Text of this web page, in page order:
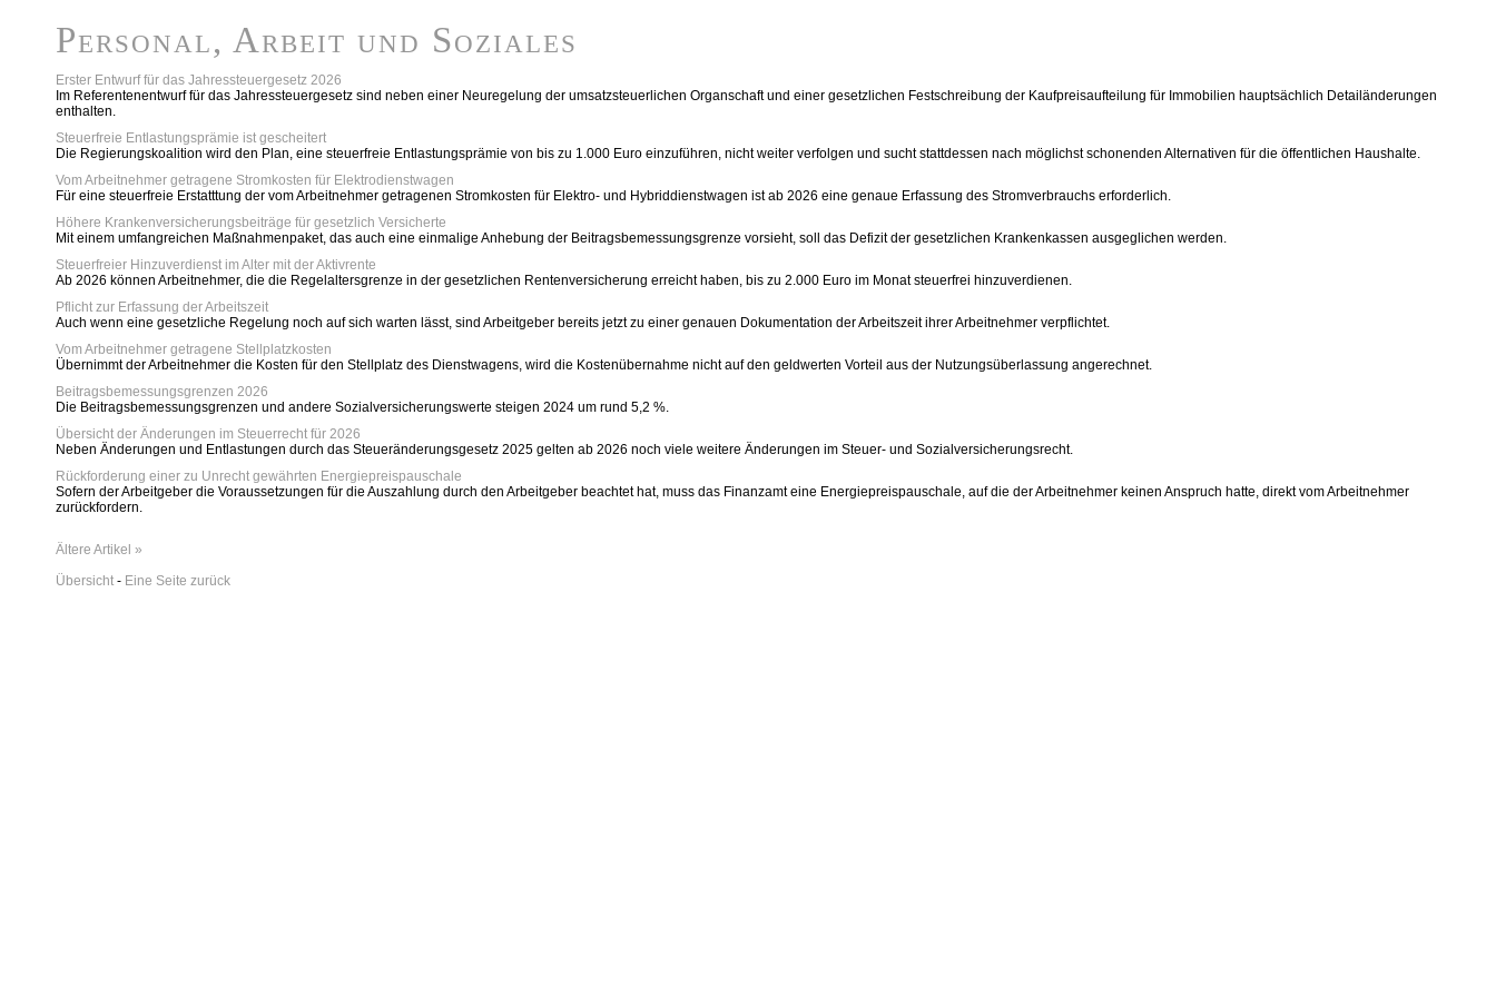
Personal, Arbeit und Soziales
Erster Entwurf für das Jahressteuergesetz 2026
Im Referentenentwurf für das Jahressteuergesetz sind neben einer Neuregelung der umsatzsteuerlichen Organschaft und einer gesetzlichen Festschreibung der Kaufpreisaufteilung für Immobilien hauptsächlich Detailänderungen
enthalten.
Steuerfreie Entlastungsprämie ist gescheitert
Die Regierungskoalition wird den Plan, eine steuerfreie Entlastungsprämie von bis zu 1.000 Euro einzuführen, nicht weiter verfolgen und sucht stattdessen nach möglichst schonenden Alternativen für die öffentlichen Haushalte.
Vom Arbeitnehmer getragene Stromkosten für Elektrodienstwagen
Für eine steuerfreie Erstatttung der vom Arbeitnehmer getragenen Stromkosten für Elektro- und Hybriddienstwagen ist ab 2026 eine genaue Erfassung des Stromverbrauchs erforderlich.
Höhere Krankenversicherungsbeiträge für gesetzlich Versicherte
Mit einem umfangreichen Maßnahmenpaket, das auch eine einmalige Anhebung der Beitragsbemessungsgrenze vorsieht, soll das Defizit der gesetzlichen Krankenkassen ausgeglichen werden.
Steuerfreier Hinzuverdienst im Alter mit der Aktivrente
Ab 2026 können Arbeitnehmer, die die Regelaltersgrenze in der gesetzlichen Rentenversicherung erreicht haben, bis zu 2.000 Euro im Monat steuerfrei hinzuverdienen.
Pflicht zur Erfassung der Arbeitszeit
Auch wenn eine gesetzliche Regelung noch auf sich warten lässt, sind Arbeitgeber bereits jetzt zu einer genauen Dokumentation der Arbeitszeit ihrer Arbeitnehmer verpflichtet.
Vom Arbeitnehmer getragene Stellplatzkosten
Übernimmt der Arbeitnehmer die Kosten für den Stellplatz des Dienstwagens, wird die Kostenübernahme nicht auf den geldwerten Vorteil aus der Nutzungsüberlassung angerechnet.
Beitragsbemessungsgrenzen 2026
Die Beitragsbemessungsgrenzen und andere Sozialversicherungswerte steigen 2024 um rund 5,2 %.
Übersicht der Änderungen im Steuerrecht für 2026
Neben Änderungen und Entlastungen durch das Steueränderungsgesetz 2025 gelten ab 2026 noch viele weitere Änderungen im Steuer- und Sozialversicherungsrecht.
Rückforderung einer zu Unrecht gewährten Energiepreispauschale
Sofern der Arbeitgeber die Voraussetzungen für die Auszahlung durch den Arbeitgeber beachtet hat, muss das Finanzamt eine Energiepreispauschale, auf die der Arbeitnehmer keinen Anspruch hatte, direkt vom Arbeitnehmer
zurückfordern.
Ältere Artikel »
Übersicht - Eine Seite zurück